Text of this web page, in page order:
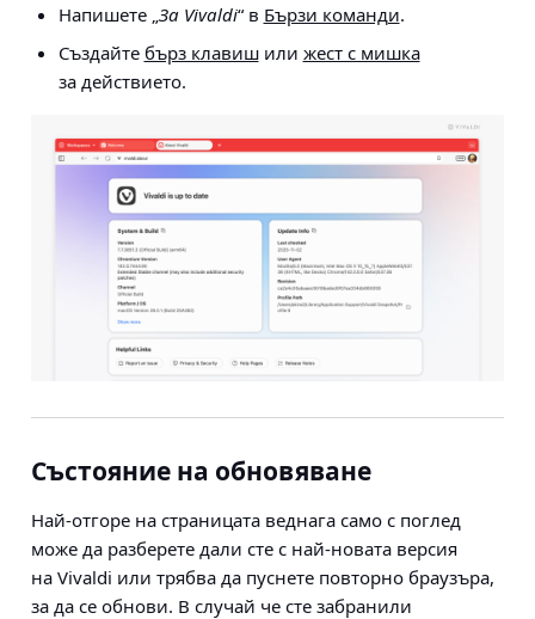
Напишете „ За Vivaldi“ в Бързи команди.
Създайте бърз клавишили жест с мишка
за действието.
Състояние на обновяване
Най-отгоре на страницата веднага само с поглед
може да разберете дали сте с най-новата версия
на Vivaldi или трябва да пуснете повторно браузъра,
за да се обнови. В случай че сте забранили